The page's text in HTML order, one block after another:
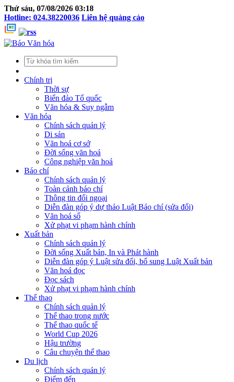
Thứ sáu, 07/08/2026 03:18
Hotline: 024.38220036 Liên hệ quảng cáo
Chính trị
Thời sự
Biển đảo Tổ quốc
Văn hóa & Suy ngẫm
Văn hóa
Chính sách quản lý
Di sản
Văn hoá cơ sở
Đời sống văn hoá
Công nghiệp văn hoá
Báo chí
Chính sách quản lý
Toàn cảnh báo chí
Thông tin đối ngoại
Diễn đàn góp ý dự thảo Luật Báo chí (sửa đổi)
Văn hoá số
Xử phạt vi phạm hành chính
Xuất bản
Chính sách quản lý
Đời sống Xuất bản, In và Phát hành
Diễn đàn góp ý Luật sửa đổi, bổ sung Luật Xuất bản
Văn hoá đọc
Đọc sách
Xử phạt vi phạm hành chính
Thể thao
Chính sách quản lý
Thể thao trong nước
Thể thao quốc tế
World Cup 2026
Hậu trường
Câu chuyện thể thao
Du lịch
Chính sách quản lý
Điểm đến